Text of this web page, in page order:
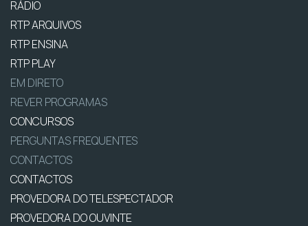
RÁDIO
RTP ARQUIVOS
RTP ENSINA
RTP PLAY
EM DIRETO
REVER PROGRAMAS
CONCURSOS
PERGUNTAS FREQUENTES
CONTACTOS
CONTACTOS
PROVEDORA DO TELESPECTADOR
PROVEDORA DO OUVINTE